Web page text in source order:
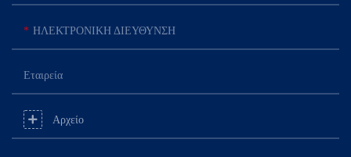
ΗΛΕΚΤΡΟΝΙΚΗ ΔΙΕΥΘΥΝΣΗ
Εταιρεία
Αρχείο